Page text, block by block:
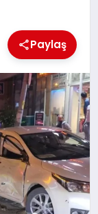
Paylaş